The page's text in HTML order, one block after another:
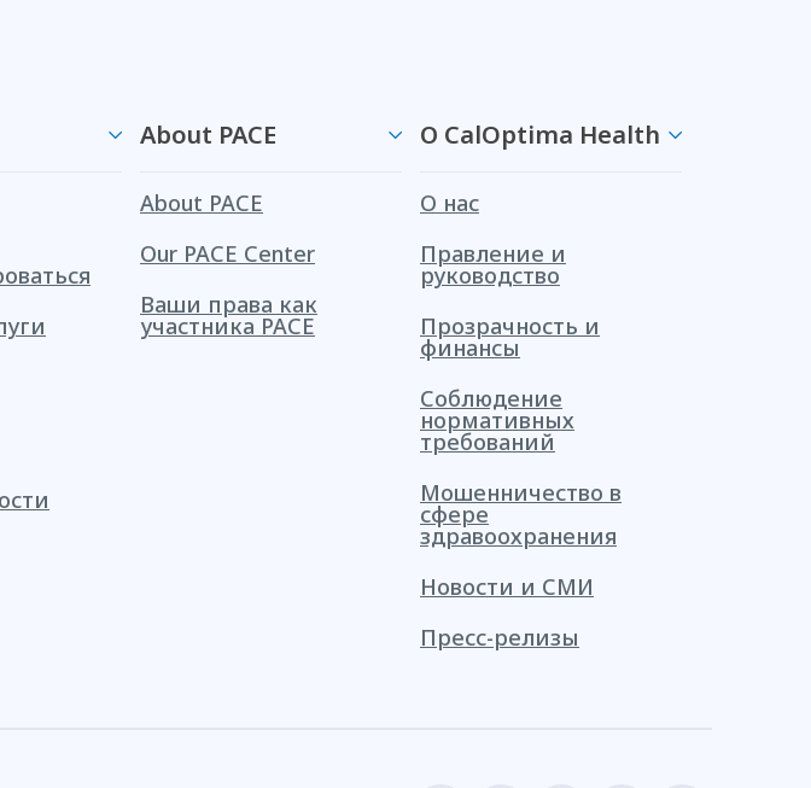
About PACE
About PACE
Our PACE Center
Ваши права как
участника PACE
О CalOptima Health
О нас
Правление и
руководство
Прозрачность и
финансы
Соблюдение
нормативных
требований
Мошенничество в
сфере
здравоохранения
Новости и СМИ
Пресс-релизы